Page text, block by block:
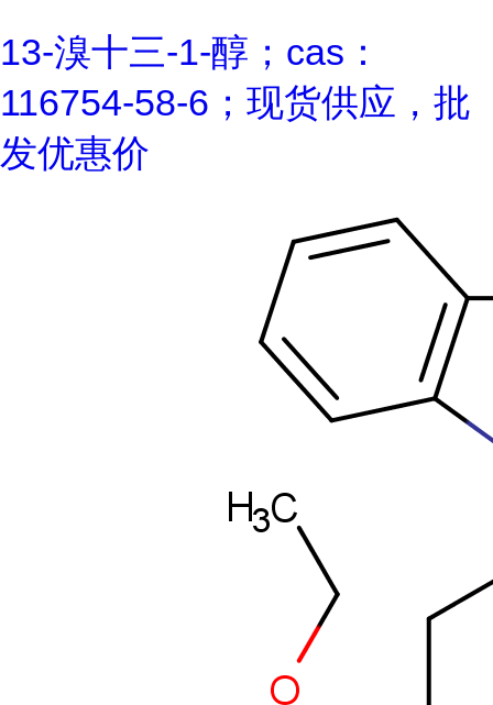
13-溴十三-1-醇；cas：
116754-58-6；现货供应，批
发优惠价